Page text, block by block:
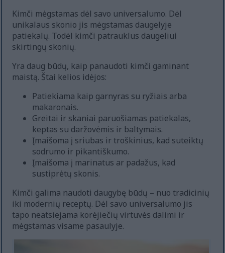
Kimči mėgstamas dėl savo universalumo. Dėl
unikalaus skonio jis mėgstamas daugelyje
patiekalų. Todėl kimči patrauklus daugeliui
skirtingų skonių.
Yra daug būdų, kaip panaudoti kimči gaminant
maistą. Štai kelios idėjos:
Patiekiama kaip garnyras su ryžiais arba
makaronais.
Greitai ir skaniai paruošiamas patiekalas,
keptas su daržovėmis ir baltymais.
Įmaišoma į sriubas ir troškinius, kad suteiktų
sodrumo ir pikantiškumo.
Įmaišoma į marinatus ar padažus, kad
sustiprėtų skonis.
Kimči galima naudoti daugybę būdų – nuo tradicinių
iki modernių receptų. Dėl savo universalumo jis
tapo neatsiejama korėjiečių virtuvės dalimi ir
mėgstamas visame pasaulyje.